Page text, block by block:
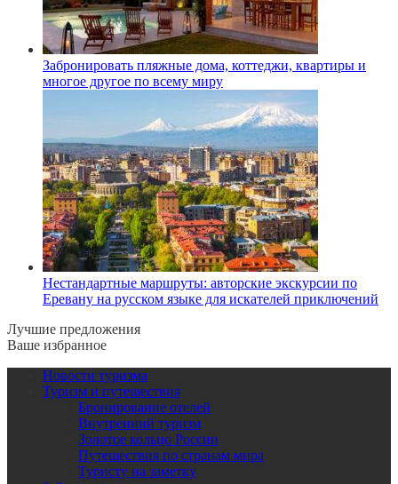
Забронировать пляжные дома, коттеджи, квартиры и
многое другое по всему миру
Нестандартные маршруты: авторские экскурсии по
Еревану на русском языке для искателей приключений
Лучшие предложения
Ваше избранное
Новости туризма
Туризм и путешествия
Бронирование отелей
Внутренний туризм
Золотое кольцо России
Путешествия по странам мира
Туристу на заметку